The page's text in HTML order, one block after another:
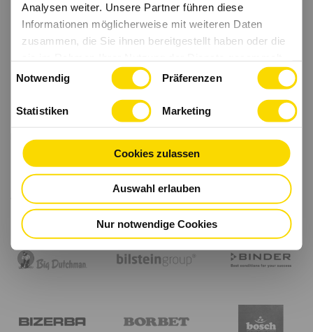
Analysen weiter. Unsere Partner führen diese
Informationen möglicherweise mit weiteren Daten
zusammen, die Sie ihnen bereitgestellt haben oder die
haben.
Notwendig Präferenzen
Statistiken Marketing
Cookies zulassen
Auswahl erlauben
Nur notwendige Cookies